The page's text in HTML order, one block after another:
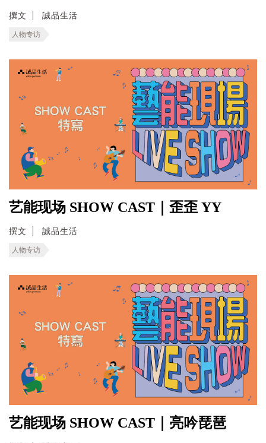
撰文 誠品生活
人物专访
艺能现场 SHOW CAST｜歪歪 YY
撰文 誠品生活
人物专访
艺能现场 SHOW CAST｜亮吟琵琶